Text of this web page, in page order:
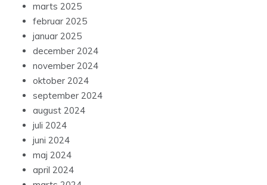
marts 2025
februar 2025
januar 2025
december 2024
november 2024
oktober 2024
september 2024
august 2024
juli 2024
juni 2024
maj 2024
april 2024